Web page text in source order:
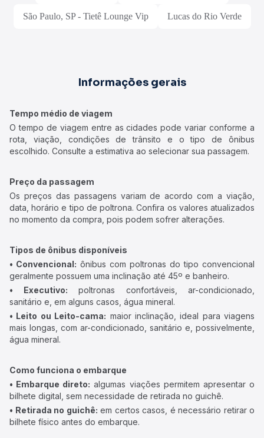
São Paulo, SP - Tietê Lounge Vip Lucas do Rio Verde
Informações gerais
Tempo médio de viagem
O tempo de viagem entre as cidades pode variar conforme a
rota, viação, condições de trânsito e o tipo de ônibus
escolhido. Consulte a estimativa ao selecionar sua passagem.
Preço da passagem
Os preços das passagens variam de acordo com a viação,
data, horário e tipo de poltrona. Confira os valores atualizados
no momento da compra, pois podem sofrer alterações.
Tipos de ônibus disponíveis
• Convencional: ônibus com poltronas do tipo convencional
geralmente possuem uma inclinação até 45º e banheiro.
• Executivo: poltronas confortáveis, ar-condicionado,
sanitário e, em alguns casos, água mineral.
• Leito ou Leito-cama: maior inclinação, ideal para viagens
mais longas, com ar-condicionado, sanitário e, possivelmente,
água mineral.
Como funciona o embarque
• Embarque direto: algumas viações permitem apresentar o
bilhete digital, sem necessidade de retirada no guichê.
• Retirada no guichê: em certos casos, é necessário retirar o
bilhete físico antes do embarque.